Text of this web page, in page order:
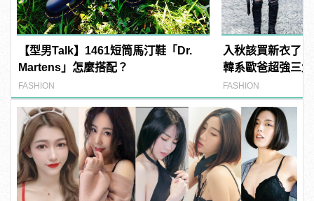
【型男Talk】1461短筒馬汀鞋「Dr.
Martens」怎麼搭配？
FASHION
入秋該買新衣了
韓系歐爸超強三
衣」穿搭
FASHION